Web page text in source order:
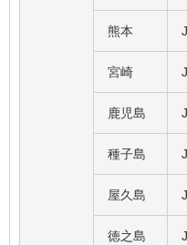
熊本
宮崎
鹿児島
種子島
屋久島
徳之島